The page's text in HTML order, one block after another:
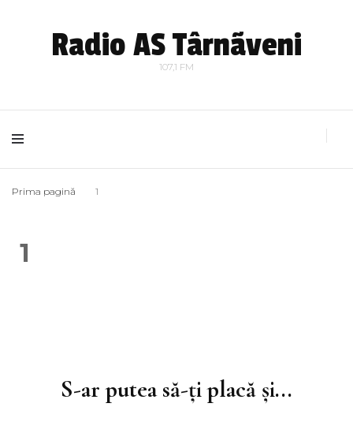
Radio AS Târnãveni
107,1 FM
Prima pagină 1
1
articoleS-ar putea să-ți placă și...